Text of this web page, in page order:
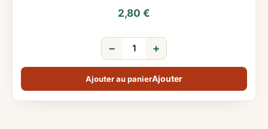
2,80 €
− +
Ajouter au panier